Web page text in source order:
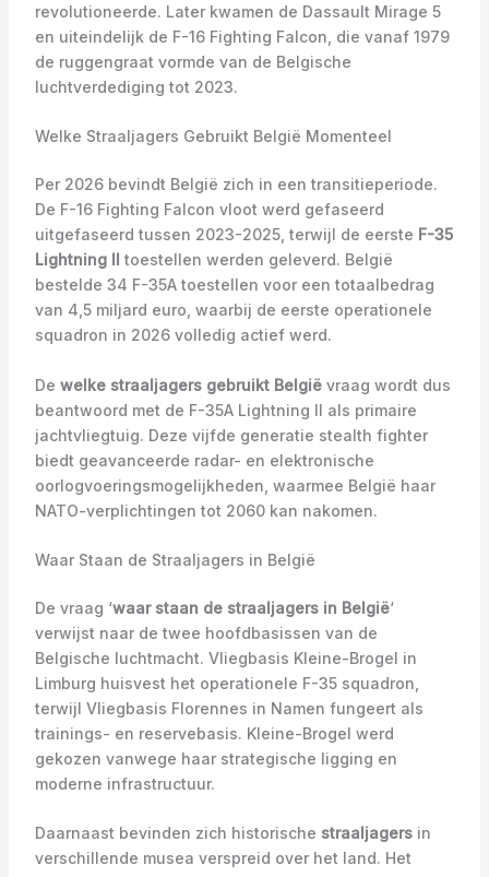
revolutioneerde. Later kwamen de Dassault Mirage 5
en uiteindelijk de F-16 Fighting Falcon, die vanaf 1979
de ruggengraat vormde van de Belgische
luchtverdediging tot 2023.
Welke Straaljagers Gebruikt België Momenteel
Per 2026 bevindt België zich in een transitieperiode.
De F-16 Fighting Falcon vloot werd gefaseerd
uitgefaseerd tussen 2023-2025, terwijl de eerste F-35
Lightning II toestellen werden geleverd. België
bestelde 34 F-35A toestellen voor een totaalbedrag
van 4,5 miljard euro, waarbij de eerste operationele
squadron in 2026 volledig actief werd.
De welke straaljagers gebruikt Belgiëvraag wordt dus
beantwoord met de F-35A Lightning II als primaire
jachtvliegtuig. Deze vijfde generatie stealth fighter
biedt geavanceerde radar- en elektronische
oorlogvoeringsmogelijkheden, waarmee België haar
NATO-verplichtingen tot 2060 kan nakomen.
Waar Staan de Straaljagers in België
De vraag ‘waar staan de straaljagers in België‘
verwijst naar de twee hoofdbasissen van de
Belgische luchtmacht. Vliegbasis Kleine-Brogel in
Limburg huisvest het operationele F-35 squadron,
terwijl Vliegbasis Florennes in Namen fungeert als
trainings- en reservebasis. Kleine-Brogel werd
gekozen vanwege haar strategische ligging en
moderne infrastructuur.
Daarnaast bevinden zich historische straaljagersin
verschillende musea verspreid over het land. Het